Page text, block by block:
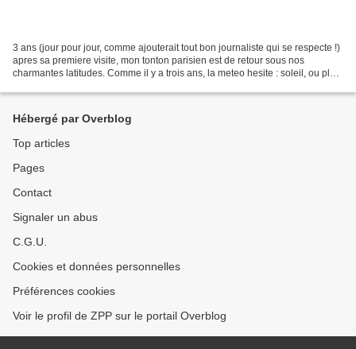
3 ans (jour pour jour, comme ajouterait tout bon journaliste qui se respecte !)
apres sa premiere visite, mon tonton parisien est de retour sous nos
charmantes latitudes. Comme il y a trois ans, la meteo hesite : soleil, ou pluie
Hébergé par Overblog
Top articles
Pages
Contact
Signaler un abus
C.G.U.
Cookies et données personnelles
Préférences cookies
Voir le profil de ZPP sur le portail Overblog